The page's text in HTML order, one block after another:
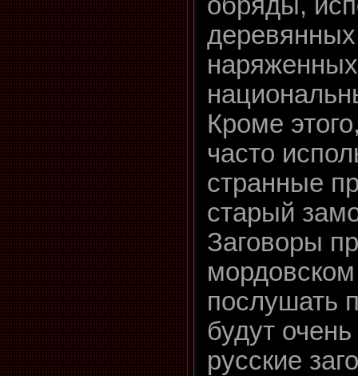
Кроме
часто
странные
старый
Заговоры
послушать
будут
русские